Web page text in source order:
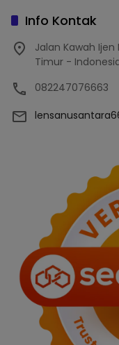
Info Kontak
Jalan Kawah
Timur -
082247076663